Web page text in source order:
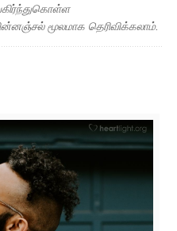
மூலமாக தெரிவிக்கலாம்.